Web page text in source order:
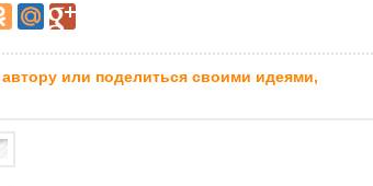
или поделиться своими идеями,